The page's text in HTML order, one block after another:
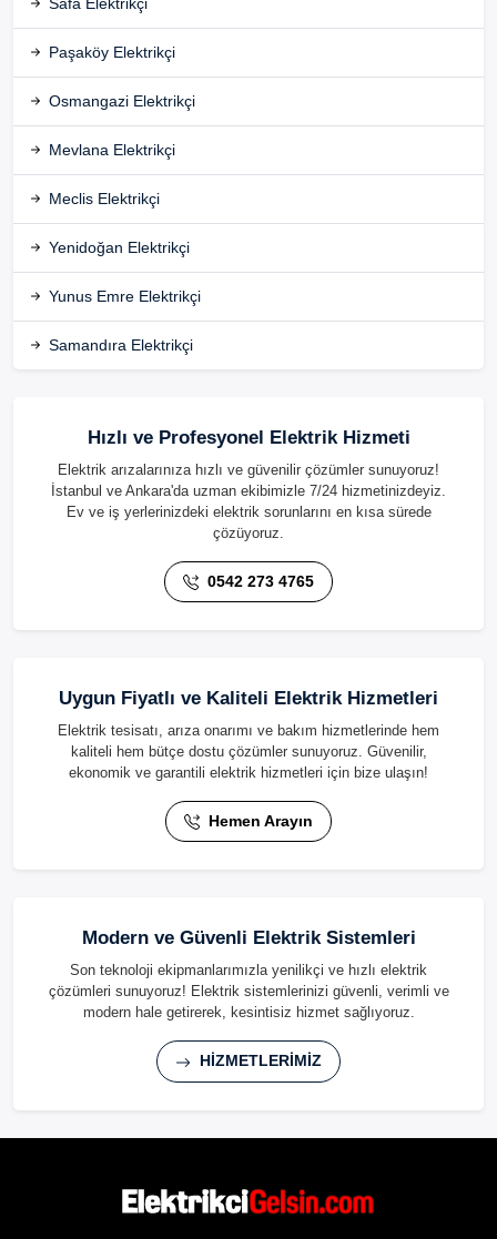
Paşaköy Elektrikçi
Osmangazi Elektrikçi
Mevlana Elektrikçi
Meclis Elektrikçi
Yenidoğan Elektrikçi
Yunus Emre Elektrikçi
Samandıra Elektrikçi
Hızlı ve Profesyonel Elektrik Hizmeti
Elektrik arızalarınıza hızlı ve güvenilir çözümler sunuyoruz!
İstanbul ve Ankara'da uzman ekibimizle 7/24 hizmetinizdeyiz.
Ev ve iş yerlerinizdeki elektrik sorunlarını en kısa sürede
çözüyoruz.
0542 273 4765
Uygun Fiyatlı ve Kaliteli Elektrik Hizmetleri
Elektrik tesisatı, arıza onarımı ve bakım hizmetlerinde hem
kaliteli hem bütçe dostu çözümler sunuyoruz. Güvenilir,
ekonomik ve garantili elektrik hizmetleri için bize ulaşın!
Hemen Arayın
Modern ve Güvenli Elektrik Sistemleri
Son teknoloji ekipmanlarımızla yenilikçi ve hızlı elektrik
çözümleri sunuyoruz! Elektrik sistemlerinizi güvenli, verimli ve
modern hale getirerek, kesintisiz hizmet sağlıyoruz.
HİZMETLERİMİZ